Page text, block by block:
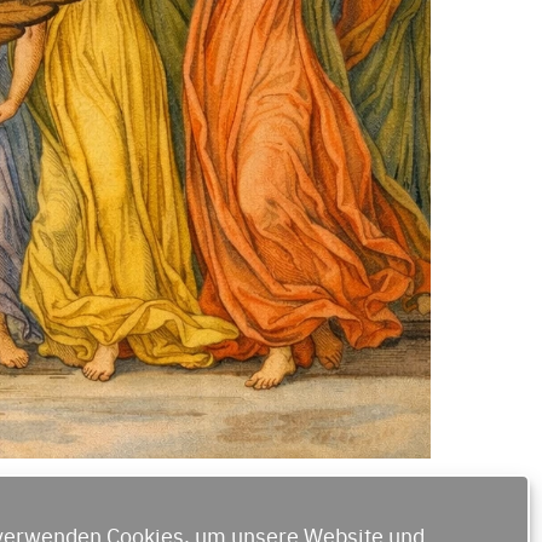
Cookies, um unsere Website und